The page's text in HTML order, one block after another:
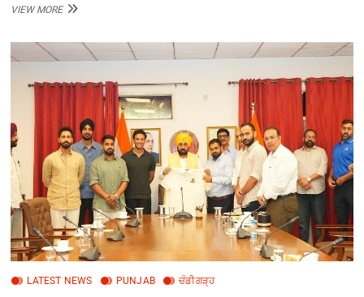
VIEW MOREਨਾ
ਫਰਮਾਇਸ਼:
ਮੰਤਰੀ
ਭਗਵੰਤ
ਮਾਨ
ਨੇ
866
ਨੌਜਵਾਨਾਂ
ਨੂੰ
ਸੌਂਪੇ
ਸਰਕਾਰੀ
ਨਿਯੁਕਤੀ
ਪੱਤਰ
LATEST NEWS PUNJAB ਚੰਡੀਗੜ੍ਹ